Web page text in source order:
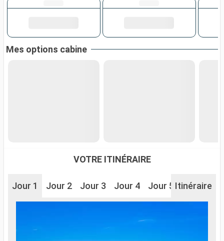
Mes options cabine
VOTRE ITINÉRAIRE
Jour 1 Jour 2 Jour 3 Jour 4 Jour 5 Jour 6
Itinéraire